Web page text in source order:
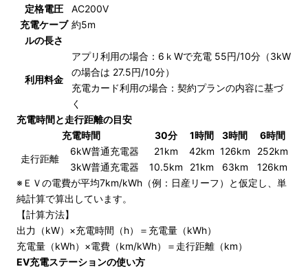
定格電圧
AC200V
充電ケーブ
ルの長さ
約5m
利用料金
アプリ利用の場合：6ｋWで充電 55円/10分（3kW
の場合は 27.5円/10分）
充電カード利用の場合：契約プランの内容に基づ
く
充電時間と走行距離の目安
充電時間
30分 1時間 3時間
6時間
走行距離
6kW普通充電器 21km 42km 126km
252km
3kW普通充電器
10.5km 21km 63km
126km
※ＥＶの電費が平均7km/kWh（例：日産リーフ）と仮定し、単
純計算で算出しています。
【計算方法】
出力（kW）×充電時間（h）＝充電量（kWh）
充電量（kWh）×電費（km/kWh）＝走行距離（km）
EV充電ステーションの使い方